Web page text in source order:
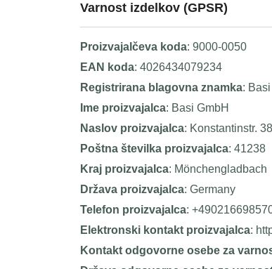
Varnost izdelkov (GPSR)
Proizvajalčeva koda: 9000-0050
EAN koda: 4026434079234
Registrirana blagovna znamka: Basi
Ime proizvajalca: Basi GmbH
Naslov proizvajalca: Konstantinstr.
Poštna številka proizvajalca: 41238
Kraj proizvajalca: Mönchengladbach
Država proizvajalca: Germany
Telefon proizvajalca:
Elektronski kontakt proizvajalca:
Kontakt odgovorne osebe za